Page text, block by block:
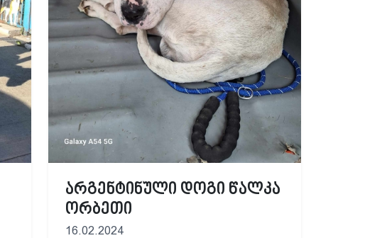
არგენტინული დოგი წალკა
ორბეთი
16.02.2024